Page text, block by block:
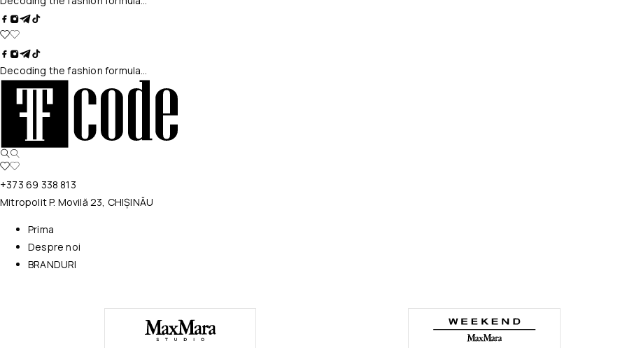
Decoding the fashion formula…
+373 69 338 813
Mitropolit P. Movilă 23, CHIȘINĂU
Prima
Despre noi
BRANDURI